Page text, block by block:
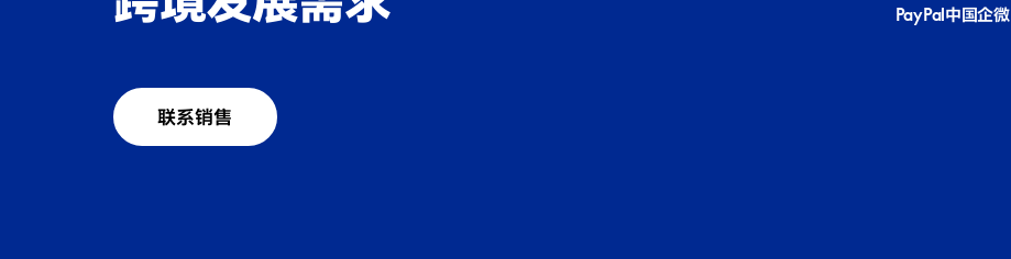
联系销售
PayPal中国企微